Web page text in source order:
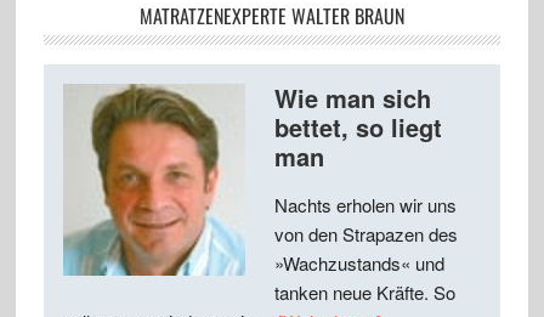
MATRATZENEXPERTE WALTER BRAUN
Wie man sich
bettet, so liegt
man
Nachts erholen wir uns
von den Strapazen des
»Wachzustands« und
tanken neue Kräfte. So